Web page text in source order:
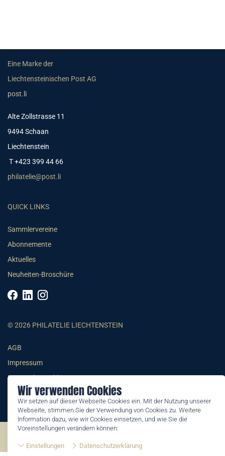
Wir verwenden Cookies
Wir setzen auf dieser Webseite Cookies ein. Mit der Nutzung unserer
Webseite, stimmen Sie der Verwendung von Cookies zu. Weitere
Information dazu, wie wir Cookies einsetzen, und wie Sie die
Voreinstellungen verändern können:
Einstellungen Datenschutzerklärung
Eine Marke der
Liechtensteinischen Post AG
post.li
Alte Zollstrasse 11
9494 Schaan
Liechtenstein
T +423 399 44 66
philatelie@post.li
QUICK LINKS
Sammlervereine
Abonnemente
Aktuelles
Neuheiten-Broschüre
© 2026 PHILATELIE LIECHTENSTEIN
AGB
Impressum
Datenschutzerklärung